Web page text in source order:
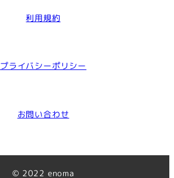
利用規約
プライバシーポリシー
お問い合わせ
©︎ 2022 enoma